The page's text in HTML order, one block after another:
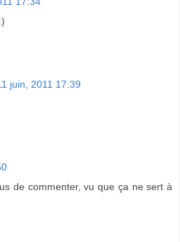
juin, 2011 17:39
de commenter, vu que ça ne sert à